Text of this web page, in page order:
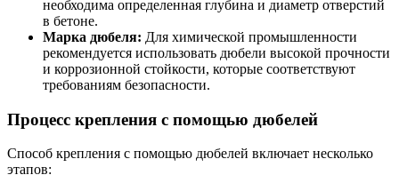
необходима определенная глубина и диаметр отверстий
в бетоне.
Марка дюбеля: Для химической промышленности
рекомендуется использовать дюбели высокой прочности
и коррозионной стойкости, которые соответствуют
требованиям безопасности.
Процесс крепления с помощью дюбелей
Способ крепления с помощью дюбелей включает несколько
этапов: